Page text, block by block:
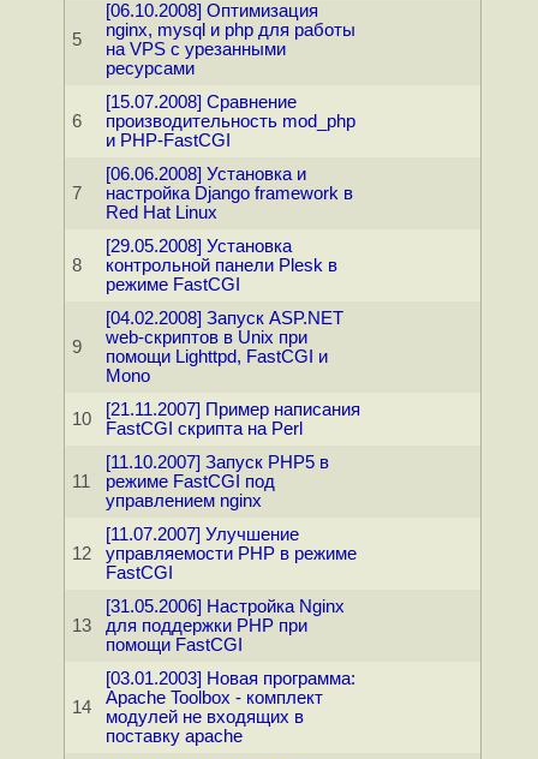
5
[06.10.2008] Оптимизация
nginx, mysql и php для работы
на VPS с урезанными
ресурсами
6
[15.07.2008] Сравнение
производительность mod_php
и PHP-FastCGI
7
[06.06.2008] Установка и
настройка Django framework в
Red Hat Linux
8
[29.05.2008] Установка
контрольной панели Plesk в
режиме FastCGI
9
[04.02.2008] Запуск ASP.NET
web-скриптов в Unix при
помощи Lighttpd, FastCGI и
Mono
10
[21.11.2007] Пример написания
FastCGI скрипта на Perl
11
[11.10.2007] Запуск PHP5 в
режиме FastCGI под
управлением nginx
12
[11.07.2007] Улучшение
управляемости PHP в режиме
FastCGI
13
[31.05.2006] Настройка Nginx
для поддержки PHP при
помощи FastCGI
14
[03.01.2003] Новая программа:
Apache Toolbox - комплект
модулей не входящих в
поставку apache